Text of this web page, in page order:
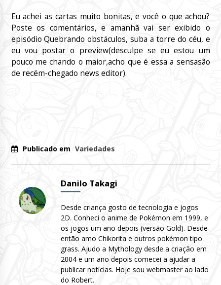
Eu achei as cartas muito bonitas, e você o que achou?
Poste os comentários, e amanhã vai ser exibido o
episódio Quebrando obstáculos, suba a torre do céu, e
eu vou postar o preview(desculpe se eu estou um
pouco me chando o maior,acho que é essa a sensasão
de recém-chegado news editor).
Publicado em Variedades
Danilo Takagi
Desde criança gosto de tecnologia e jogos
2D. Conheci o anime de Pokémon em 1999, e
os jogos um ano depois (versão Gold). Desde
então amo Chikorita e outros pokémon tipo
grass. Ajudo a Mythology desde a criação em
2004 e um ano depois comecei a ajudar a
publicar notícias. Hoje sou webmaster ao lado
do Robert.